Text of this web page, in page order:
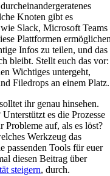
Knoten gibt es
Slack, Microsoft Teams
Plattformen
Infos zu teilen, und das
bleibt. Stellt euch das vor:
Wichtiges untergeht,
Filedrops an einem Platz.
ihr genau hinsehen.
es die Prozesse
Probleme auf, als es löst?
Werkzeug das
passenden Tools für euer
diesen Beitrag über
steigern, durch.